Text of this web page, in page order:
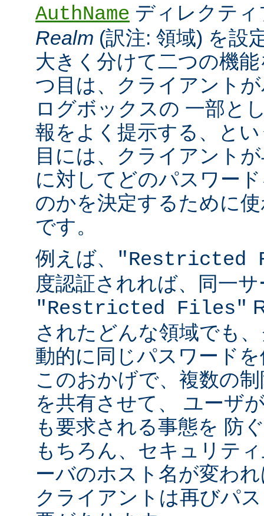
AuthName ディレクテ
Realm (訳注: 領域) を設
大きく分けて二つの機
つ目は、クライアント
ログボックスの 一部と
報をよく提示する、と
目には、クライアント
に対してどのパスワー
のかを決定するために
です。
例えば、
"Restricted
度認証されれば、同一
"Restricted Files"
されたどんな領域でも
動的に同じパスワード
このおかげで、複数の
を共有させて、 ユーザ
も要求される事態を 防
もちろん、セキュリテ
ーバのホスト名が変わ
クライアントは再びパ